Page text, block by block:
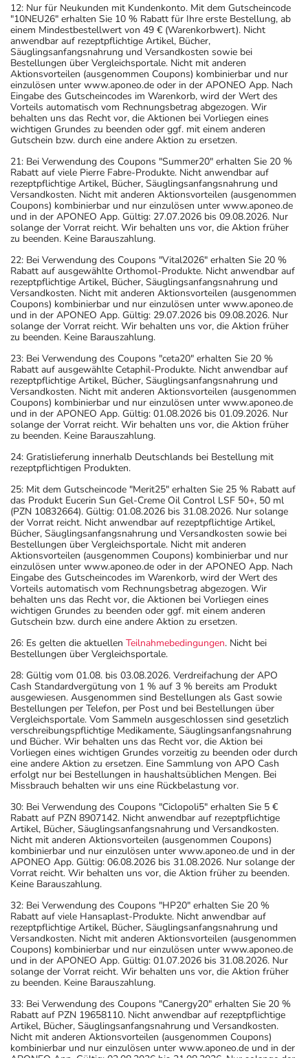
12: Nur für Neukunden mit Kundenkonto. Mit dem Gutscheincode
"10NEU26" erhalten Sie 10 % Rabatt für Ihre erste Bestellung, ab
einem Mindestbestellwert von 49 € (Warenkorbwert). Nicht
anwendbar auf rezeptpflichtige Artikel, Bücher,
Säuglingsanfangsnahrung und Versandkosten sowie bei
Bestellungen über Vergleichsportale. Nicht mit anderen
Aktionsvorteilen (ausgenommen Coupons) kombinierbar und nur
einzulösen unter www.aponeo.de oder in der APONEO App. Nach
Eingabe des Gutscheincodes im Warenkorb, wird der Wert des
Vorteils automatisch vom Rechnungsbetrag abgezogen. Wir
behalten uns das Recht vor, die Aktionen bei Vorliegen eines
wichtigen Grundes zu beenden oder ggf. mit einem anderen
Gutschein bzw. durch eine andere Aktion zu ersetzen.
21: Bei Verwendung des Coupons "Summer20" erhalten Sie 20 %
Rabatt auf viele Pierre Fabre-Produkte. Nicht anwendbar auf
rezeptpflichtige Artikel, Bücher, Säuglingsanfangsnahrung und
Versandkosten. Nicht mit anderen Aktionsvorteilen (ausgenommen
Coupons) kombinierbar und nur einzulösen unter www.aponeo.de
und in der APONEO App. Gültig: 27.07.2026 bis 09.08.2026. Nur
solange der Vorrat reicht. Wir behalten uns vor, die Aktion früher
zu beenden. Keine Barauszahlung.
22: Bei Verwendung des Coupons "Vital2026" erhalten Sie 20 %
Rabatt auf ausgewählte Orthomol-Produkte. Nicht anwendbar auf
rezeptpflichtige Artikel, Bücher, Säuglingsanfangsnahrung und
Versandkosten. Nicht mit anderen Aktionsvorteilen (ausgenommen
Coupons) kombinierbar und nur einzulösen unter www.aponeo.de
und in der APONEO App. Gültig: 29.07.2026 bis 09.08.2026. Nur
solange der Vorrat reicht. Wir behalten uns vor, die Aktion früher
zu beenden. Keine Barauszahlung.
23: Bei Verwendung des Coupons "ceta20" erhalten Sie 20 %
Rabatt auf ausgewählte Cetaphil-Produkte. Nicht anwendbar auf
rezeptpflichtige Artikel, Bücher, Säuglingsanfangsnahrung und
Versandkosten. Nicht mit anderen Aktionsvorteilen (ausgenommen
Coupons) kombinierbar und nur einzulösen unter www.aponeo.de
und in der APONEO App. Gültig: 01.08.2026 bis 01.09.2026. Nur
solange der Vorrat reicht. Wir behalten uns vor, die Aktion früher
zu beenden. Keine Barauszahlung.
24: Gratislieferung innerhalb Deutschlands bei Bestellung mit
rezeptpflichtigen Produkten.
25: Mit dem Gutscheincode "Merit25" erhalten Sie 25 % Rabatt auf
das Produkt Eucerin Sun Gel-Creme Oil Control LSF 50+, 50 ml
(PZN 10832664). Gültig: 01.08.2026 bis 31.08.2026. Nur solange
der Vorrat reicht. Nicht anwendbar auf rezeptpflichtige Artikel,
Bücher, Säuglingsanfangsnahrung und Versandkosten sowie bei
Bestellungen über Vergleichsportale. Nicht mit anderen
Aktionsvorteilen (ausgenommen Coupons) kombinierbar und nur
einzulösen unter www.aponeo.de oder in der APONEO App. Nach
Eingabe des Gutscheincodes im Warenkorb, wird der Wert des
Vorteils automatisch vom Rechnungsbetrag abgezogen. Wir
behalten uns das Recht vor, die Aktionen bei Vorliegen eines
wichtigen Grundes zu beenden oder ggf. mit einem anderen
Gutschein bzw. durch eine andere Aktion zu ersetzen.
26: Es gelten die aktuellen Teilnahmebedingungen. Nicht bei
Bestellungen über Vergleichsportale.
28: Gültig vom 01.08. bis 03.08.2026. Verdreifachung der APO
Cash Standardvergütung von 1 % auf 3 % bereits am Produkt
ausgewiesen. Ausgenommen sind Bestellungen als Gast sowie
Bestellungen per Telefon, per Post und bei Bestellungen über
Vergleichsportale. Vom Sammeln ausgeschlossen sind gesetzlich
verschreibungspflichtige Medikamente, Säuglingsanfangsnahrung
und Bücher. Wir behalten uns das Recht vor, die Aktion bei
Vorliegen eines wichtigen Grundes vorzeitig zu beenden oder durch
eine andere Aktion zu ersetzen. Eine Sammlung von APO Cash
erfolgt nur bei Bestellungen in haushaltsüblichen Mengen. Bei
Missbrauch behalten wir uns eine Rückbelastung vor.
30: Bei Verwendung des Coupons "Ciclopoli5" erhalten Sie 5 €
Rabatt auf PZN 8907142. Nicht anwendbar auf rezeptpflichtige
Artikel, Bücher, Säuglingsanfangsnahrung und Versandkosten.
Nicht mit anderen Aktionsvorteilen (ausgenommen Coupons)
kombinierbar und nur einzulösen unter www.aponeo.de und in der
APONEO App. Gültig: 06.08.2026 bis 31.08.2026. Nur solange der
Vorrat reicht. Wir behalten uns vor, die Aktion früher zu beenden.
Keine Barauszahlung.
32: Bei Verwendung des Coupons "HP20" erhalten Sie 20 %
Rabatt auf viele Hansaplast-Produkte. Nicht anwendbar auf
rezeptpflichtige Artikel, Bücher, Säuglingsanfangsnahrung und
Versandkosten. Nicht mit anderen Aktionsvorteilen (ausgenommen
Coupons) kombinierbar und nur einzulösen unter www.aponeo.de
und in der APONEO App. Gültig: 01.07.2026 bis 31.08.2026. Nur
solange der Vorrat reicht. Wir behalten uns vor, die Aktion früher
zu beenden. Keine Barauszahlung.
33: Bei Verwendung des Coupons "Canergy20" erhalten Sie 20 %
Rabatt auf PZN 19658110. Nicht anwendbar auf rezeptpflichtige
Artikel, Bücher, Säuglingsanfangsnahrung und Versandkosten.
Nicht mit anderen Aktionsvorteilen (ausgenommen Coupons)
kombinierbar und nur einzulösen unter www.aponeo.de und in der